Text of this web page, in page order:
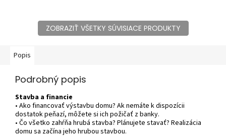
ZOBRAZIŤ VŠETKY SÚVISIACE PRODUKTY
Popis
Podrobný popis
Stavba a financie
• Ako financovať výstavbu domu? Ak nemáte k dispozícii
dostatok peňazí, môžete si ich požičať z banky.
• Čo všetko zahŕňa hrubá stavba? Plánujete stavať? Realizácia
domu sa začína jeho hrubou stavbou.